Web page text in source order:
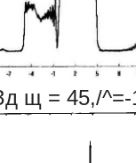
щ = 45,/